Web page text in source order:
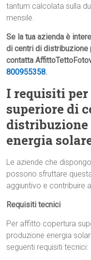
tantum calcolata sulla
mensile.
Se la tua azienda è
di centri di distribuzione
contatta
800955358.
I requisiti
superiore di
distribuzione
energia
Le aziende che
possono sfruttare
aggiuntivo e contribuire
Requisiti tecnici
Per affitto copertura
produzione energia
seguenti requisiti tecnici: